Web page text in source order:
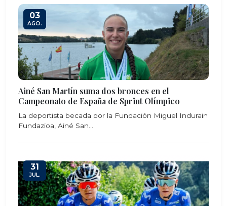
03
AGO.
Ainé San Martín suma dos bronces en el
Campeonato de España de Sprint Olímpico
La deportista becada por la Fundación Miguel Indurain
Fundazioa, Ainé San...
31
JUL.